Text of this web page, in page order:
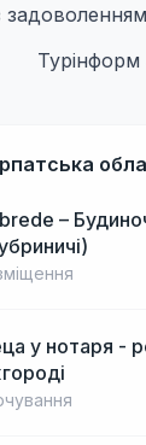
–
у нотаря -